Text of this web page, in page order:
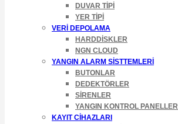
DUVAR TIPI
YER TIPI
VERI DEPOLAMA
HARDDISKLER
NGN CLOUD
YANGIN ALARM SISTTEMLERI
BUTONLAR
DEDEKTÖRLER
SIRENLER
YANGIN KONTROL PANELLERI
KAYIT CIHAZLARI